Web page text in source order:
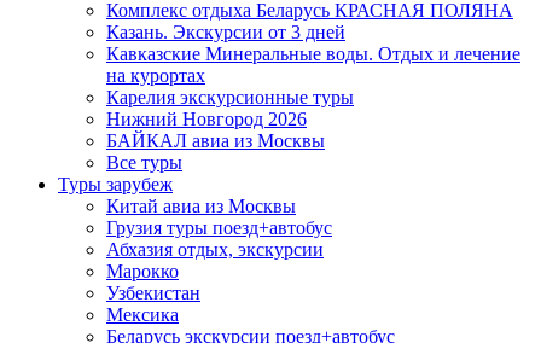
Комплекс отдыха Беларусь КРАСНАЯ ПОЛЯНА
Казань. Экскурсии от 3 дней
Кавказские Минеральные воды. Отдых и лечение
на курортах
Карелия экскурсионные туры
Нижний Новгород 2026
БАЙКАЛ авиа из Москвы
Все туры
Туры зарубеж
Китай авиа из Москвы
Грузия туры поезд+автобус
Абхазия отдых, экскурсии
Марокко
Узбекистан
Мексика
Беларусь экскурсии поезд+автобус